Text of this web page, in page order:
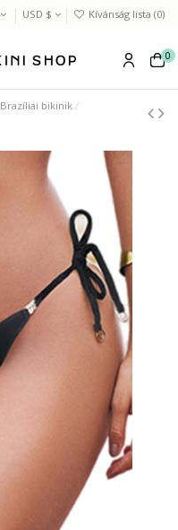
USD $ Kívánság lista (0)
0
Brazíliai bikinik